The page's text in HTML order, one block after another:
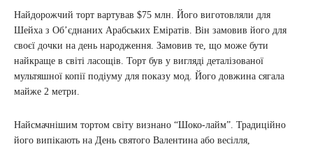
Найдорожчий торт вартував $75 млн. Його виготовляли для
Шейха з Об’єднаних Арабських Еміратів. Він замовив його для
своєї дочки на день народження. Замовив те, що може бути
найкраще в світі ласощів. Торт був у вигляді деталізованої
мультяшної копії подіуму для показу мод. Його довжина сягала
майже 2 метри.
Найсмачнішим тортом світу визнано “Шоко-лайм”. Традиційно
його випікають на День святого Валентина або весілля,